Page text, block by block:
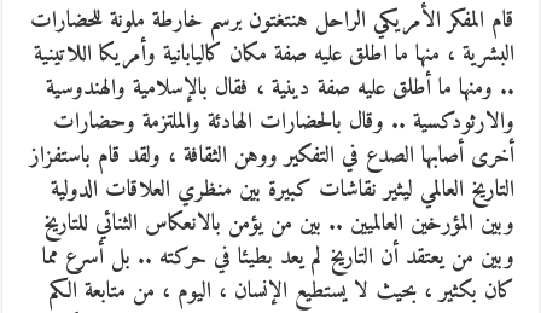
قام المفكر الأمريكي الراحل هنتغتون برسم خارطة ملونة للحضارات
البشرية ، منها ما اطلق عليه صفة مكان كاليابانية وأمريكا اللاتينية
.. ومنها ما أطلق عليه صفة دينية ، فقال بالإسلامية والهندوسية
والارثودكسية .. وقال بالحضارات الهادئة والملتزمة وحضارات
أخرى أصابها الصدع في التفكير ووهن الثقافة ، ولقد قام باستفزاز
التاريخ العالمي ليثير نقاشات كبيرة بين منظري العلاقات الدولية
وبين المؤرخين العالميين .. بين من يؤمن بالانعكاس الثنائي للتاريخ
وبين من يعتقد أن التاريخ لم يعد بطيئا في حركته .. بل أسرع مما
كان بكثير ، بحيث لا يستطيع الإنسان ، اليوم ، من متابعة الكم